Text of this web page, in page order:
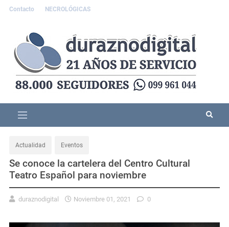
Contacto NECROLÓGICAS
Actualidad Eventos
Se conoce la cartelera del Centro Cultural
Teatro Español para noviembre
duraznodigital Noviembre 01, 2021 0